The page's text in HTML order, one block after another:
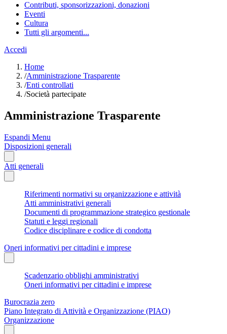
Contributi, sponsorizzazioni, donazioni
Eventi
Cultura
Tutti gli argomenti...
Accedi
Home
/Amministrazione Trasparente
/Enti controllati
/Società partecipate
Amministrazione Trasparente
Espandi Menu
Disposizioni generali
Atti generali
Riferimenti normativi su organizzazione e attività
Atti amministrativi generali
Documenti di programmazione strategico gestionale
Statuti e leggi regionali
Codice disciplinare e codice di condotta
Oneri informativi per cittadini e imprese
Scadenzario obblighi amministrativi
Oneri informativi per cittadini e imprese
Burocrazia zero
Piano Integrato di Attività e Organizzazione (PIAO)
Organizzazione